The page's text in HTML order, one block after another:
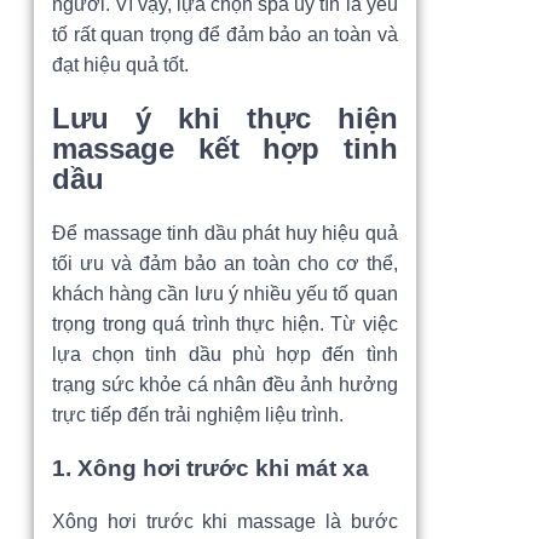
tố rất quan trọng để đảm bảo an toàn và
đạt hiệu quả tốt.
Lưu ý khi thực hiện
massage kết hợp tinh
dầu
Để massage tinh dầu phát huy hiệu quả
tối ưu và đảm bảo an toàn cho cơ thể,
khách hàng cần lưu ý nhiều yếu tố quan
trọng trong quá trình thực hiện. Từ việc
lựa chọn tinh dầu phù hợp đến tình
trạng sức khỏe cá nhân đều ảnh hưởng
trực tiếp đến trải nghiệm liệu trình.
1. Xông hơi trước khi mát xa
Xông hơi trước khi massage là bước